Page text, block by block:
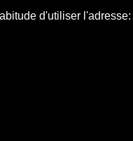
d'utiliser l'adresse: